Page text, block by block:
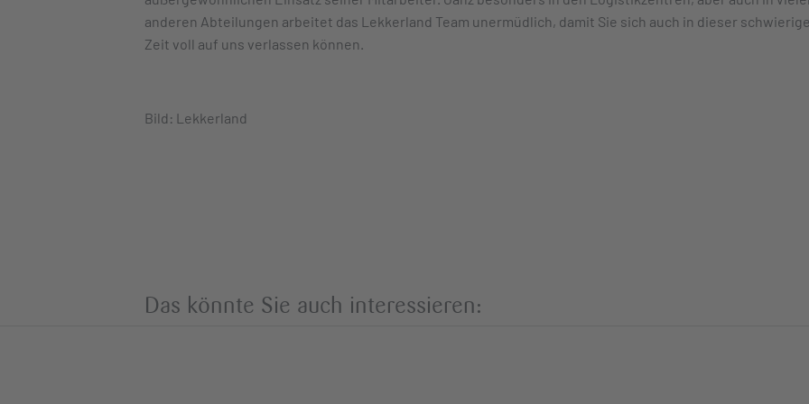
anderen Abteilungen arbeitet das Lekkerland Team unermüdlich, damit Sie sich auch in dieser
Zeit voll auf uns verlassen können.
Bild: Lekkerland
Das könnte Sie auch interessieren: